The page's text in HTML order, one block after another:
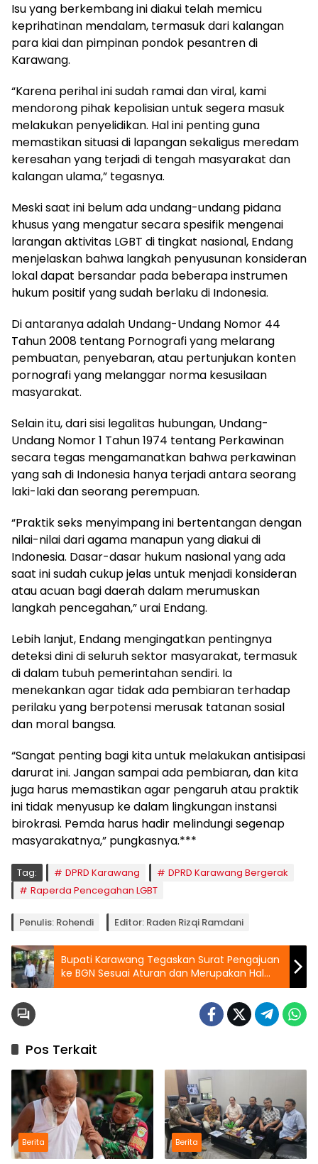
Isu yang berkembang ini diakui telah memicu
keprihatinan mendalam, termasuk dari kalangan
para kiai dan pimpinan pondok pesantren di
Karawang.
“Karena perihal ini sudah ramai dan viral, kami
mendorong pihak kepolisian untuk segera masuk
melakukan penyelidikan. Hal ini penting guna
memastikan situasi di lapangan sekaligus meredam
keresahan yang terjadi di tengah masyarakat dan
kalangan ulama,” tegasnya.
Meski saat ini belum ada undang-undang pidana
khusus yang mengatur secara spesifik mengenai
larangan aktivitas LGBT di tingkat nasional, Endang
menjelaskan bahwa langkah penyusunan konsideran
lokal dapat bersandar pada beberapa instrumen
hukum positif yang sudah berlaku di Indonesia.
Di antaranya adalah Undang-Undang Nomor 44
Tahun 2008 tentang Pornografi yang melarang
pembuatan, penyebaran, atau pertunjukan konten
pornografi yang melanggar norma kesusilaan
masyarakat.
Selain itu, dari sisi legalitas hubungan, Undang-
Undang Nomor 1 Tahun 1974 tentang Perkawinan
secara tegas mengamanatkan bahwa perkawinan
yang sah di Indonesia hanya terjadi antara seorang
laki-laki dan seorang perempuan.
“Praktik seks menyimpang ini bertentangan dengan
nilai-nilai dari agama manapun yang diakui di
Indonesia. Dasar-dasar hukum nasional yang ada
saat ini sudah cukup jelas untuk menjadi konsideran
atau acuan bagi daerah dalam merumuskan
langkah pencegahan,” urai Endang.
Lebih lanjut, Endang mengingatkan pentingnya
deteksi dini di seluruh sektor masyarakat, termasuk
di dalam tubuh pemerintahan sendiri. Ia
menekankan agar tidak ada pembiaran terhadap
perilaku yang berpotensi merusak tatanan sosial
dan moral bangsa.
“Sangat penting bagi kita untuk melakukan antisipasi
darurat ini. Jangan sampai ada pembiaran, dan kita
juga harus memastikan agar pengaruh atau praktik
ini tidak menyusup ke dalam lingkungan instansi
birokrasi. Pemda harus hadir melindungi segenap
masyarakatnya,” pungkasnya.***
Tag: DPRD Karawang
DPRD Karawang Bergerak
Raperda Pencegahan LGBT
Penulis: Rohendi Editor: Raden Rizqi Ramdani
Bupati Karawang Tegaskan Surat Pengajuan
ke BGN Sesuai Aturan dan Merupakan Hal
Wajar
Pos Terkait
Berita Berita